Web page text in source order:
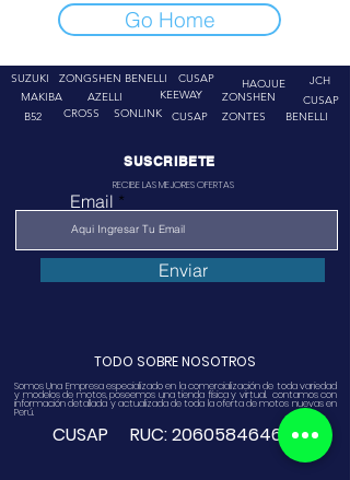
Go Home
SUZUKI
ZONGSHEN
MAKIBA
AZELLI
BENELLI
CUSAP
KEEWAY
B52
CROSS SONLINK CUSAP
HAOJUE
JCH
ZONSHEN
ZONTES
CUSAP
BENELLI
SUSCRIBETE
RECIBE LAS MEJORES OFERTAS
Email
Enviar
TODO SOBRE NOSOTROS
Somos Una Empresa especializado en la comercialización de toda variedad
y modelos de motos, poseemos una tienda física y virtual. contamos con
información detallada y actualizada de toda la oferta de motos nuevas en
Perú.
CUSAP RUC:20605846468